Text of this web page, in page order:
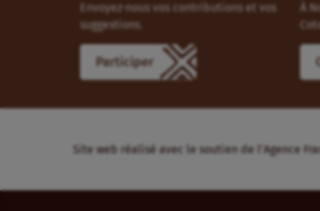
Envoyez-nous vos contributions et vos
suggestions.
Participer
À
Site web réalisé avec le soutien de l’Agence